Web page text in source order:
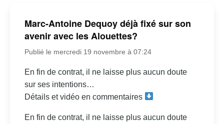
Marc-Antoine Dequoy déjà fixé sur son
avenir avec les Alouettes?
Publié le mercredi 19 novembre à 07:24
En fin de contrat, il ne laisse plus aucun doute
sur ses intentions…
Détails et vidéo en commentaires
En fin de contrat, il ne laisse plus aucun doute